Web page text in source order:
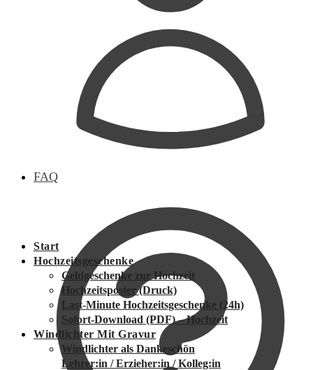
FAQ
Start
Hochzeitsgeschenke
Geldgeschenke zur Hochzeit
Hochzeitsposter (Druck)
Last-Minute Hochzeitsgeschenke (24h)
Sofort-Download (PDF) – Hochzeit
Windlichter Mit Gravur
Windlichter als Dankeschön
Lehrer:in / Erzieher:in / Kolleg:in